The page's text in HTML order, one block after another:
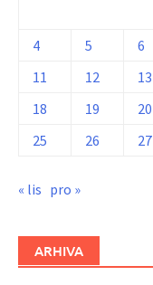
4
5 6
11
12 13
18
19 20
25
26 27
« lis pro »
ARHIVA